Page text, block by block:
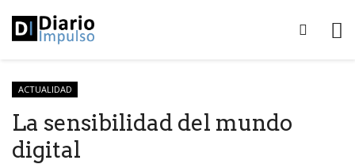
ACTUALIDAD
La sensibilidad del mundo
digital